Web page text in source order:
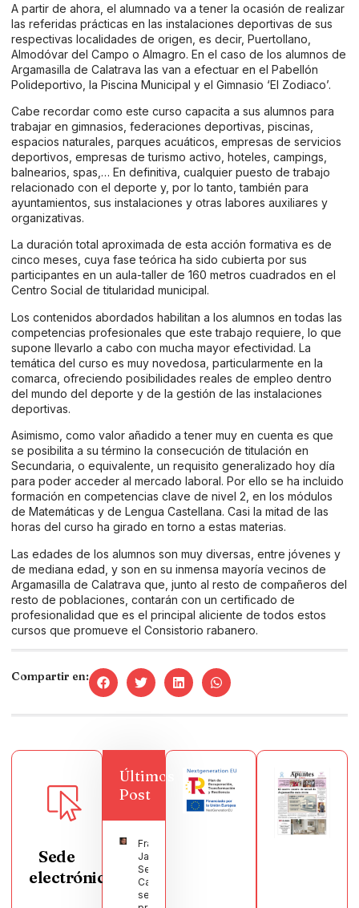
A partir de ahora, el alumnado va a tener la ocasión de realizar
las referidas prácticas en las instalaciones deportivas de sus
respectivas localidades de origen, es decir, Puertollano,
Almodóvar del Campo o Almagro. En el caso de los alumnos de
Argamasilla de Calatrava las van a efectuar en el Pabellón
Polideportivo, la Piscina Municipal y el Gimnasio ‘El Zodiaco’.
Cabe recordar como este curso capacita a sus alumnos para
trabajar en gimnasios, federaciones deportivas, piscinas,
espacios naturales, parques acuáticos, empresas de servicios
deportivos, empresas de turismo activo, hoteles, campings,
balnearios, spas,… En definitiva, cualquier puesto de trabajo
relacionado con el deporte y, por lo tanto, también para
ayuntamientos, sus instalaciones y otras labores auxiliares y
organizativas.
La duración total aproximada de esta acción formativa es de
cinco meses, cuya fase teórica ha sido cubierta por sus
participantes en un aula-taller de 160 metros cuadrados en el
Centro Social de titularidad municipal.
Los contenidos abordados habilitan a los alumnos en todas las
competencias profesionales que este trabajo requiere, lo que
supone llevarlo a cabo con mucha mayor efectividad. La
temática del curso es muy novedosa, particularmente en la
comarca, ofreciendo posibilidades reales de empleo dentro
del mundo del deporte y de la gestión de las instalaciones
deportivas.
Asimismo, como valor añadido a tener muy en cuenta es que
se posibilita a su término la consecución de titulación en
Secundaria, o equivalente, un requisito generalizado hoy día
para poder acceder al mercado laboral. Por ello se ha incluido
formación en competencias clave de nivel 2, en los módulos
de Matemáticas y de Lengua Castellana. Casi la mitad de las
horas del curso ha girado en torno a estas materias.
Las edades de los alumnos son muy diversas, entre jóvenes y
de mediana edad, y son en su inmensa mayoría vecinos de
Argamasilla de Calatrava que, junto al resto de compañeros del
resto de poblaciones, contarán con un certificado de
profesionalidad que es el principal aliciente de todos estos
cursos que promueve el Consistorio rabanero.
Compartir en:
Sede
electrónica
Últimos
Post
Francisco
Javier
Segura
Castellanos
será el